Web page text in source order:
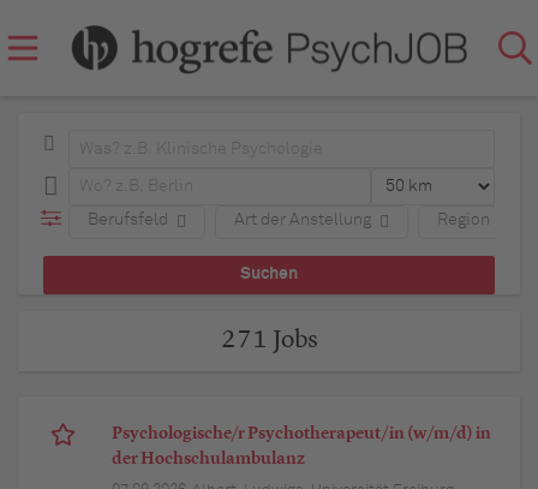
Berufsfeld Art der Anstellung Region
271 Jobs
Psychologische/r Psychotherapeut/in (w/m/d) in
der Hochschulambulanz